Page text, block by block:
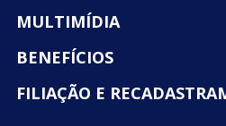
MULTIMÍDIA
BENEFÍCIOS
FILIAÇÃO E